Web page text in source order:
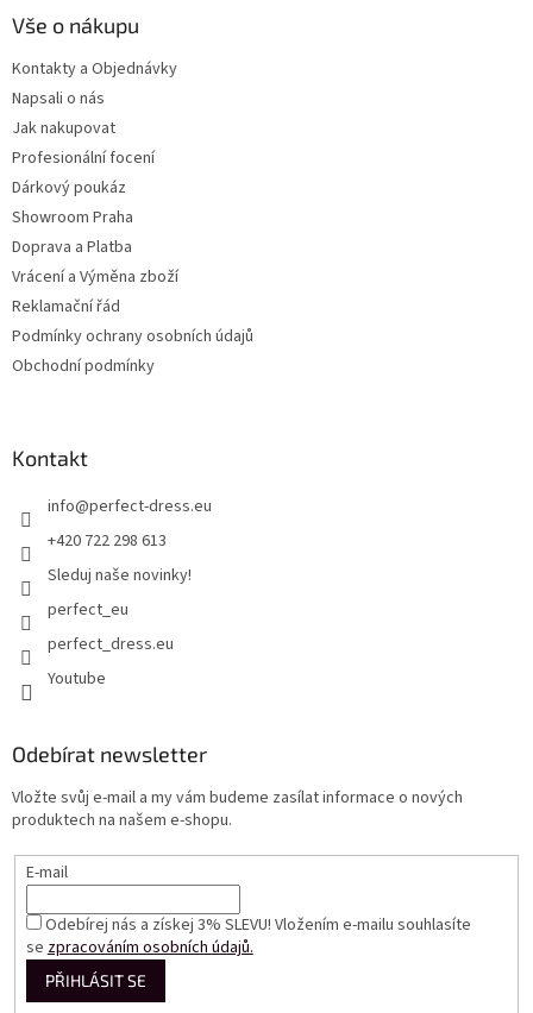
Vše o nákupu
Kontakty a Objednávky
Napsali o nás
Jak nakupovat
Profesionální focení
Dárkový poukáz
Showroom Praha
Doprava a Platba
Vrácení a Výměna zboží
Reklamační řád
Podmínky ochrany osobních údajů
Obchodní podmínky
Kontakt
info@perfect-dress.eu
+420 722 298 613
Sleduj naše novinky!
perfect_eu
perfect_dress.eu
Youtube
Odebírat newsletter
Vložte svůj e-mail a my vám budeme zasílat informace o nových
produktech na našem e-shopu.
E-mail
Odebírej nás a získej 3% SLEVU! Vložením e-mailu souhlasíte
sezpracováním osobních údajů.
PŘIHLÁSIT SE